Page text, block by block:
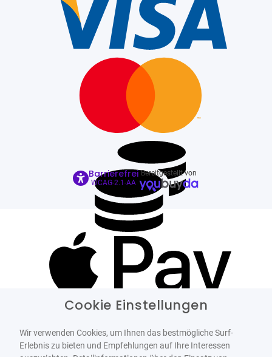
Barrierefrei
WCAG-2.1-AA
Bereitgestellt von
Cookie Einstellungen
Wir verwenden Cookies, um Ihnen das bestmögliche Surf-
Erlebnis zu bieten und Empfehlungen auf Ihre Interessen